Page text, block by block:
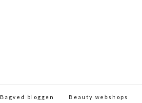
Bagved bloggen Beauty webshops